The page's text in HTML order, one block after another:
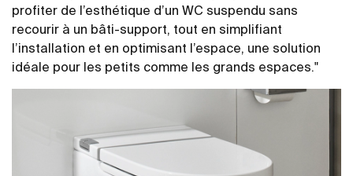
profiter de l’esthétique d’un WC suspendu sans
recourir à un bâti-support, tout en simplifiant
l’installation et en optimisant l’espace, une solution
idéale pour les petits comme les grands espaces."